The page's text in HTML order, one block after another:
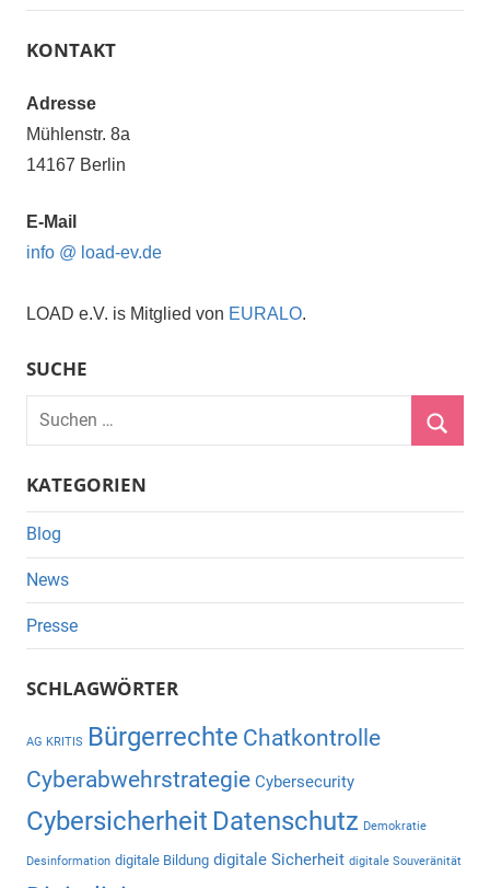
KONTAKT
Adresse
Mühlenstr. 8a
14167 Berlin
E-Mail
info @ load-ev.de
LOAD e.V. is Mitglied von EURALO.
SUCHE
Suchen
nach:
KATEGORIEN
Blog
News
Presse
SCHLAGWÖRTER
AG KRITIS Bürgerrechte Chatkontrolle
Cyberabwehrstrategie Cybersecurity
Cybersicherheit Datenschutz Demokratie
Desinformation digitale Bildung digitale Sicherheit digitale Souveränität